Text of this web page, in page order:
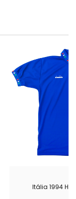
Itália 1994